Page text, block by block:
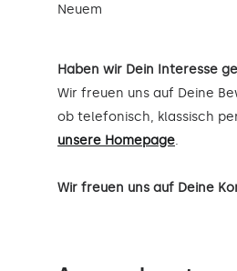
Neuem
Haben wir Dein Interesse
Wir freuen uns auf Deine
ob telefonisch, klassisch
unsere Homepage.
Wir freuen uns auf Deine